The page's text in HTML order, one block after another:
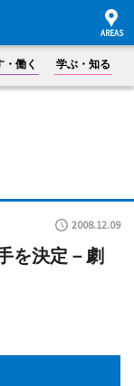
・働く 学ぶ・知る
2008.12.09
を決定－劇